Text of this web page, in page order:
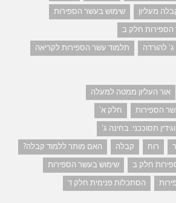
מעליון
שימוש בעשר הספירות
חלק ב
להורדה
תלמוד עשר הספירות לקריאה
אור העליון ממטה למעלה
הספירות
חלק א'
תסוככני. בחינה ג'
רוח קבלה
האם מותר ללמוד קבלה?
חלק ב
שימוש בעשר הספירות
הסתכלות פנימית חלק ד